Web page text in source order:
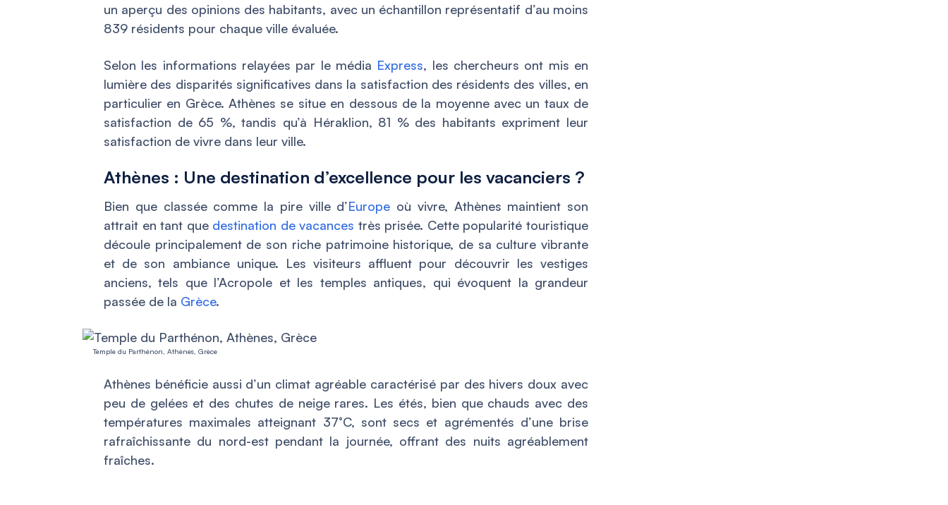
un aperçu des opinions des habitants, avec un échantillon représentatif d’au moins
839 résidents pour chaque ville évaluée.
Selon les informations relayées par le média Express, les chercheurs ont mis en
lumière des disparités significatives dans la satisfaction des résidents des villes, en
particulier en Grèce. Athènes se situe en dessous de la moyenne avec un taux de
satisfaction de 65 %, tandis qu’à Héraklion, 81 % des habitants expriment leur
satisfaction de vivre dans leur ville.
Athènes : Une destination d’excellence pour les vacanciers ?
Bien que classée comme la pire ville d’Europe où vivre, Athènes maintient son
attrait en tant que destination de vacances très prisée. Cette popularité touristique
découle principalement de son riche patrimoine historique, de sa culture vibrante
et de son ambiance unique. Les visiteurs affluent pour découvrir les vestiges
anciens, tels que l’Acropole et les temples antiques, qui évoquent la grandeur
passée de la Grèce.
Temple du Parthénon, Athènes, Grèce
Athènes bénéficie aussi d’un climat agréable caractérisé par des hivers doux avec
peu de gelées et des chutes de neige rares. Les étés, bien que chauds avec des
températures maximales atteignant 37°C, sont secs et agrémentés d’une brise
rafraîchissante du nord-est pendant la journée, offrant des nuits agréablement
fraîches.